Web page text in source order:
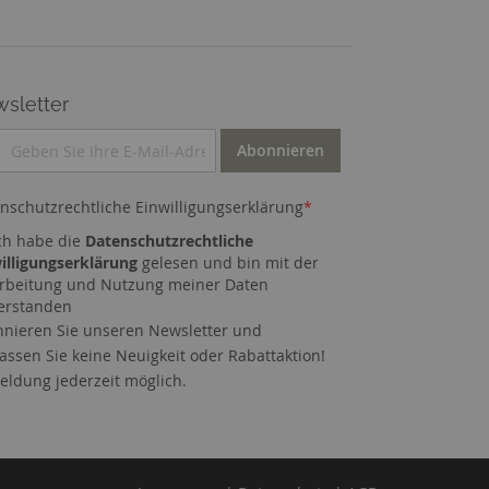
Abonnieren
Einwilligungserklärung*
habe die Datenschutzrechtliche
gelesen und bin mit der
und Nutzung meiner Daten
Sie unseren Newsletter und
Sie keine Neuigkeit oder Rabattaktion!
jederzeit möglich.